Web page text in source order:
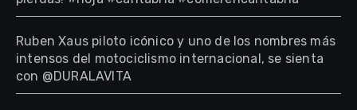
Ruben Xaus piloto icónico y uno de los nombres más
intensos del motociclismo internacional, se sienta
con @DURALAVITA